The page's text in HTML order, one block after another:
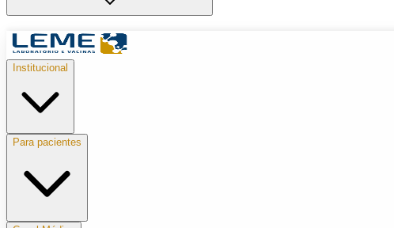
Institucional
Para pacientes